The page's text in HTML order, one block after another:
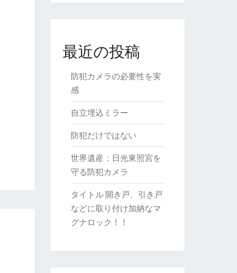
最近の投稿
防犯カメラの必要性を実
感
自立埋込ミラー
防犯だけではない
世界遺産：日光東照宮を
守る防犯カメラ
タイトル 開き戸、引き戸
などに取り付け加納なマ
グナロック！！